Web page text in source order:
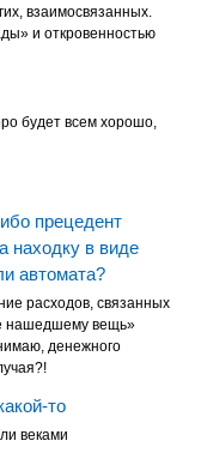
взаимосвязанных.
и откровенностью
будет всем хорошо,
прецедент
находку в виде
автомата?
расходов, связанных
нашедшему вещь»
денежного
то
веками